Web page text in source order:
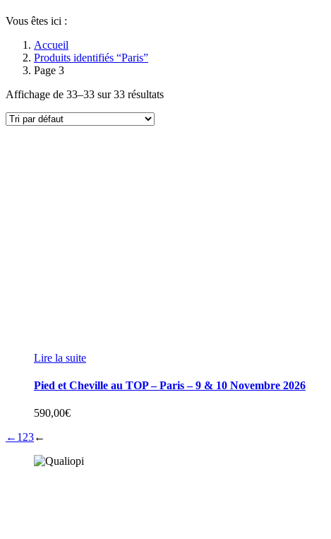
Vous êtes ici :
Accueil
Produits identifiés “Paris”
Page 3
Affichage de 33–33 sur 33 résultats
Lire la suite
Pied et Cheville au TOP – Paris – 9 & 10 Novembre 2026
590,00€
← 123←